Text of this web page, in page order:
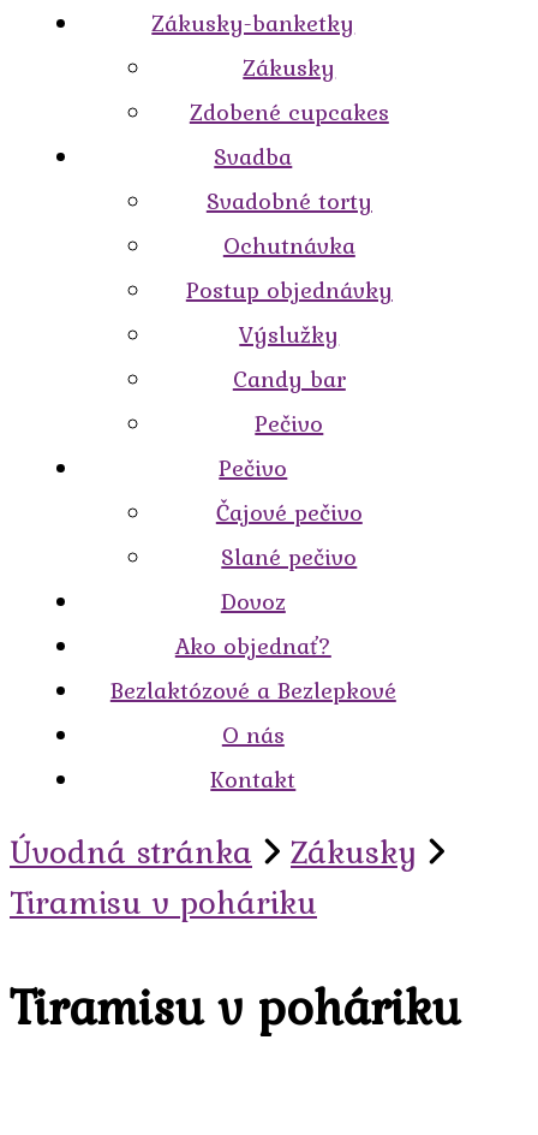
Zákusky-banketky
Zákusky
Zdobené cupcakes
Svadba
Svadobné torty
Ochutnávka
Postup objednávky
Výslužky
Candy bar
Pečivo
Pečivo
Čajové pečivo
Slané pečivo
Dovoz
Ako objednať?
Bezlaktózové a Bezlepkové
O nás
Kontakt
Úvodná stránka
Zákusky
Tiramisu v poháriku
Tiramisu v poháriku